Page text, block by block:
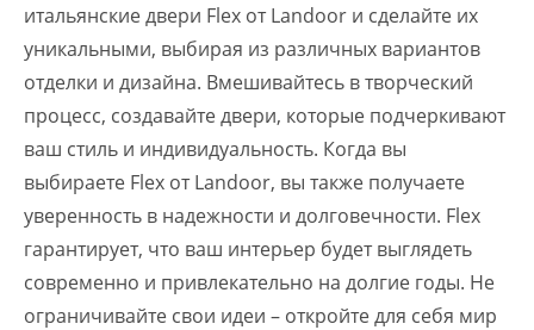
итальянские двери Flex от Landoor и сделайте их
уникальными, выбирая из различных вариантов
отделки и дизайна. Вмешивайтесь в творческий
процесс, создавайте двери, которые подчеркивают
ваш стиль и индивидуальность. Когда вы
выбираете Flex от Landoor, вы также получаете
уверенность в надежности и долговечности. Flex
гарантирует, что ваш интерьер будет выглядеть
современно и привлекательно на долгие годы. Не
ограничивайте свои идеи – откройте для себя мир